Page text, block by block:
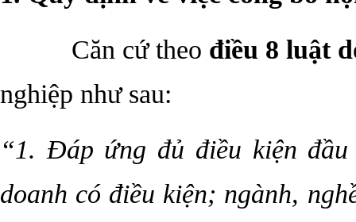
Căn cứ theo điều 8 luật
nghiệp như sau:
“1. Đáp ứng đủ điều kiện
doanh có điều kiện; ngành,